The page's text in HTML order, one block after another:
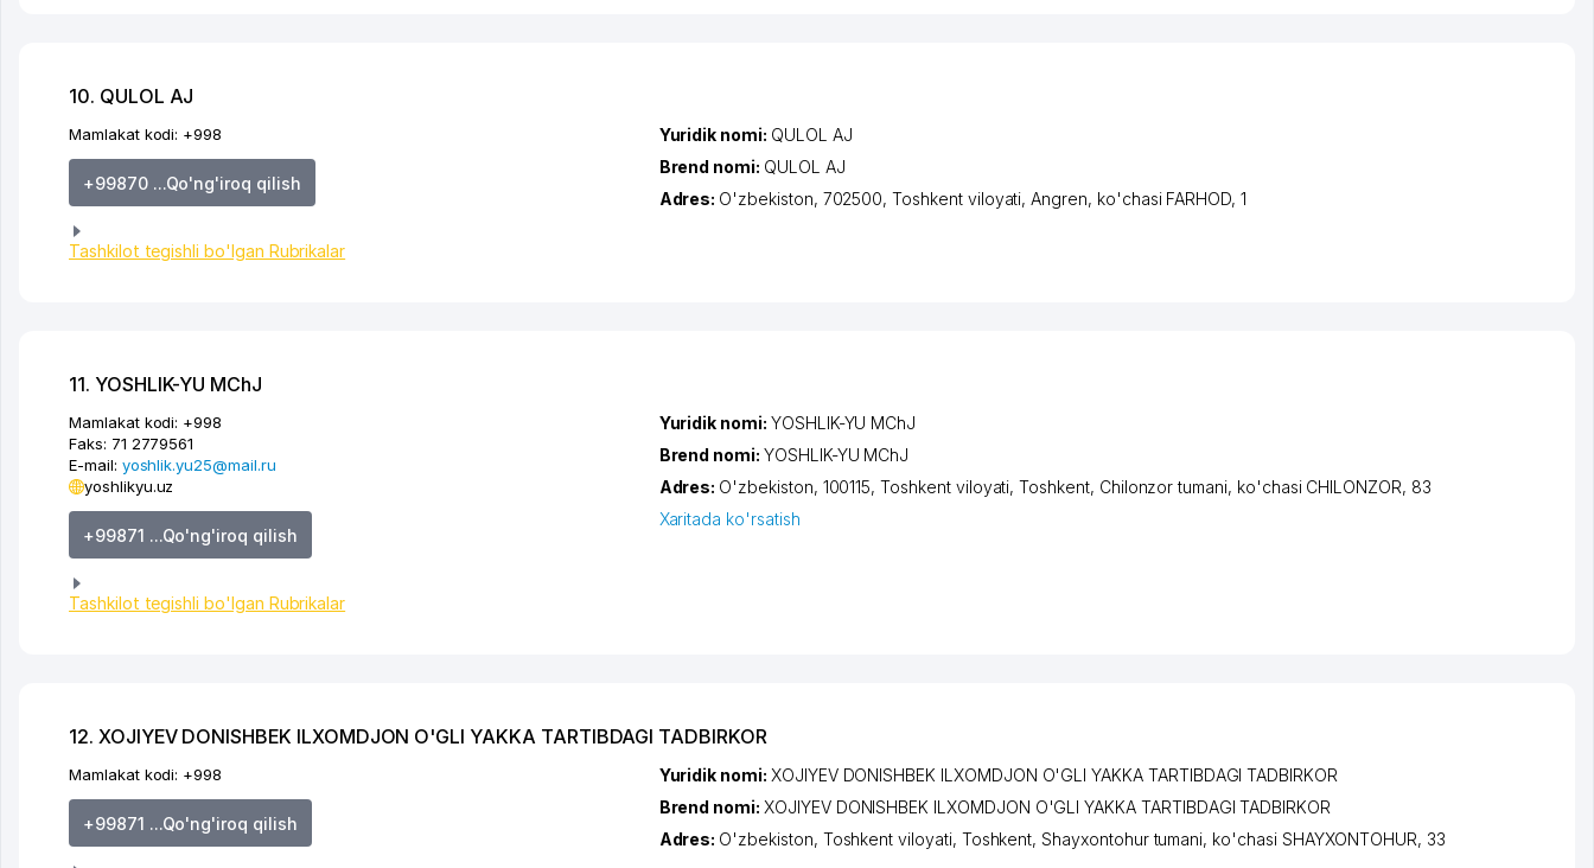
10. QULOL AJ
Mamlakat kodi: +998
+99870 ...Qo'ng'iroq qilish
Tashkilot tegishli bo'lgan Rubrikalar
Yuridik nomi: QULOL AJ
Brend nomi: QULOL AJ
Adres: O'zbekiston, 702500,Toshkent viloyati,Angren, ko'chasi FARHOD, 1
11. YOSHLIK-YU MChJ
Mamlakat kodi: +998
Faks: 71 2779561
E-mail: yoshlik.yu25@mail.ru
yoshlikyu.uz
+99871 ...Qo'ng'iroq qilish
Tashkilot tegishli bo'lgan Rubrikalar
Yuridik nomi: YOSHLIK-YU MChJ
Brend nomi: YOSHLIK-YU MChJ
Adres: O'zbekiston, 100115,Toshkent viloyati,Toshkent, Chilonzor tumani, ko'chasi CHILONZOR, 83
Xaritada ko'rsatish
12. XOJIYEV DONISHBEK ILXOMDJON O'GLI YAKKA TARTIBDAGI TADBIRKOR
Mamlakat kodi: +998
+99871 ...Qo'ng'iroq qilish
Yuridik nomi: XOJIYEV DONISHBEK ILXOMDJON O'GLI YAKKA TARTIBDAGI TADBIRKOR
Brend nomi: XOJIYEV DONISHBEK ILXOMDJON O'GLI YAKKA TARTIBDAGI TADBIRKOR
Adres: O'zbekiston, Toshkent viloyati, Toshkent,Shayxontohur tumani, ko'chasi SHAYXONTOHUR, 33